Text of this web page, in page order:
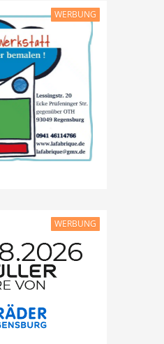
WERBUNG
WERBUNG